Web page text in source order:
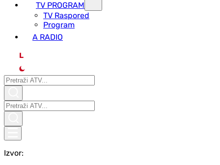
TV PROGRAM
ТV Raspored
Program
A RADIO
L
Izvor: